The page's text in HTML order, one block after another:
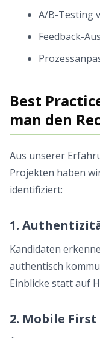
A/B-Testing
Feedback-
Best
man den
Aus unserer
Projekten haben
identifiziert:
1.
Kandidaten
authentisch
Einblicke statt auf
2. Mobile